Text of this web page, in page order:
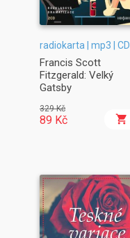
radiokarta | mp3 | CD
Francis Scott
Fitzgerald: Velký
Gatsby
329 Kč
89 Kč